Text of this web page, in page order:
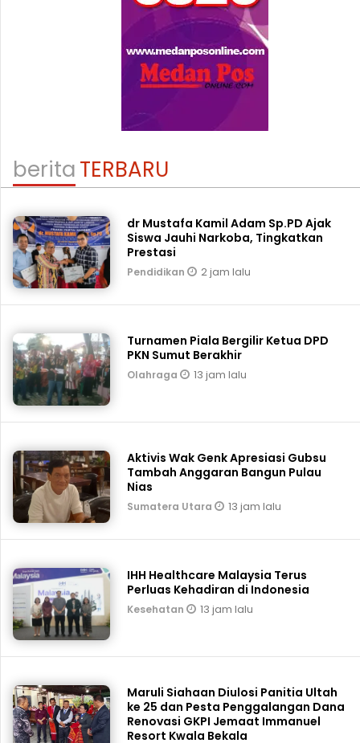
beritaTERBARU
dr Mustafa Kamil Adam Sp.PD Ajak
Siswa Jauhi Narkoba, Tingkatkan
Prestasi
Pendidikan 2 jam lalu
Turnamen Piala Bergilir Ketua DPD
PKN Sumut Berakhir
Olahraga 13 jam lalu
Aktivis Wak Genk Apresiasi Gubsu
Tambah Anggaran Bangun Pulau
Nias
Sumatera Utara 13 jam lalu
IHH Healthcare Malaysia Terus
Perluas Kehadiran di Indonesia
Kesehatan 13 jam lalu
Maruli Siahaan Diulosi Panitia Ultah
ke 25 dan Pesta Penggalangan Dana
Renovasi GKPI Jemaat Immanuel
Resort Kwala Bekala